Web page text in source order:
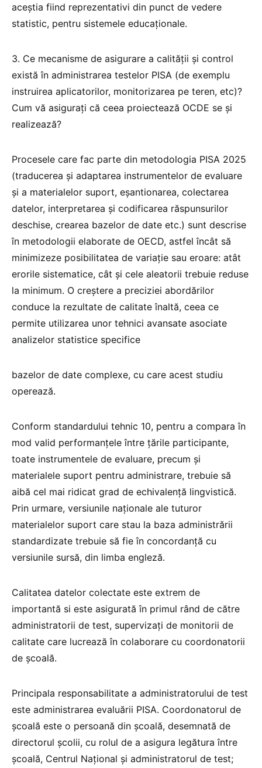
aceștia fiind reprezentativi din punct de vedere
statistic, pentru sistemele educaționale.
3. Ce mecanisme de asigurare a calității și control
există în administrarea testelor PISA (de exemplu
instruirea aplicatorilor, monitorizarea pe teren, etc)?
Cum vă asigurați că ceea proiectează OCDE se și
realizează?
Procesele care fac parte din metodologia PISA 2025
(traducerea și adaptarea instrumentelor de evaluare
și a materialelor suport, eșantionarea, colectarea
datelor, interpretarea și codificarea răspunsurilor
deschise, crearea bazelor de date etc.) sunt descrise
în metodologii elaborate de OECD, astfel încât să
minimizeze posibilitatea de variație sau eroare: atât
erorile sistematice, cât și cele aleatorii trebuie reduse
la minimum. O creștere a preciziei abordărilor
conduce la rezultate de calitate înaltă, ceea ce
permite utilizarea unor tehnici avansate asociate
analizelor statistice specifice
bazelor de date complexe, cu care acest studiu
operează.
Conform standardului tehnic 10, pentru a compara în
mod valid performanțele între țările participante,
toate instrumentele de evaluare, precum și
materialele suport pentru administrare, trebuie să
aibă cel mai ridicat grad de echivalență lingvistică.
Prin urmare, versiunile naționale ale tuturor
materialelor suport care stau la baza administrării
standardizate trebuie să fie în concordanță cu
versiunile sursă, din limba engleză.
Calitatea datelor colectate este extrem de
importantă si este asigurată în primul rând de către
administratorii de test, supervizați de monitorii de
calitate care lucrează în colaborare cu coordonatorii
de școală.
Principala responsabilitate a administratorului de test
este administrarea evaluării PISA. Coordonatorul de
școală este o persoană din școală, desemnată de
directorul școlii, cu rolul de a asigura legătura între
școală, Centrul Național și administratorul de test;